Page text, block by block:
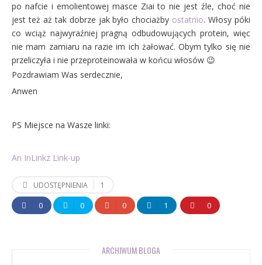
po nafcie i emolientowej masce Ziai to nie jest źle, choć nie
jest też aż tak dobrze jak było chociażby ostatnio. Włosy póki
co wciąż najwyraźniej pragną odbudowujących protein, więc
nie mam zamiaru na razie im ich żałować. Obym tylko się nie
przeliczyła i nie przeproteinowała w końcu włosów 😉
Pozdrawiam Was serdecznie,
Anwen
PS Miejsce na Wasze linki:
An InLinkz Link-up
UDOSTĘPNIENIA
1
0
0 0 1 0
ARCHIWUM BLOGA